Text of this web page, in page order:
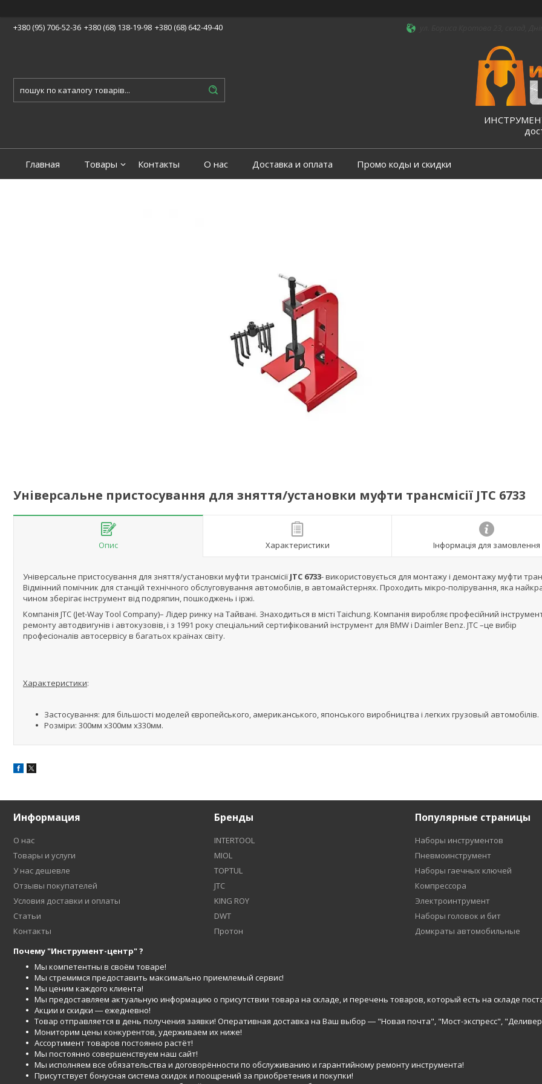
+380 (95) 706-52-36 +380 (68) 138-19-98 +380 (68) 642-49-40
Главная Товары Контакты О нас Доставка и оплата Промо коды и скидки
Універсальне пристосування для зняття/установки муфти трансмісії JTC 6733
Опис Характеристики Інформація для замовлення
Універсальне пристосування для зняття/установки муфти трансмісіїJTC 6733- використовується для монтажу і демонтажу муфти
Відмінний помічник для станцій технічного обслуговування автомобілів, в автомайстернях. Проходить мікро-полірування, яка
чином зберігає інструмент від подряпин, пошкоджень і іржі.
Компанія JTC (Jet-Way Tool Company)– Лідер ринку на Тайвані. Знаходиться в місті Taichung. Компанія виробляє професійний
ремонту автодвигунів і автокузовів, і з 1991 року спеціальний сертифікований інструмент для BMW і Daimler Benz. JTC –це вибір
професіоналів автосервісу в багатьох країнах світу.
Характеристики:
Застосування: для більшості моделей європейського, американського, японського виробництва і легких грузовый автомобілів.
Розміри: 300мм х300мм х330мм.
Информация
О нас
Товары и услуги
У нас дешевле
Отзывы покупателей
Условия доставки и оплаты
Статьи
Контакты
Бренды
INTERTOOL
MIOL
TOPTUL
JTC
KING ROY
DWT
Протон
Популярные страницы
Наборы инструментов
Пневмоинструмент
Наборы гаечных ключей
Компрессора
Электроинтрумент
Наборы головок и бит
Домкраты автомобильные
Почему "Инструмент-центр" ?
Мы компетентны в своём товаре!
Мы стремимся предоставить максимально приемлемый сервис!
Мы ценим каждого клиента!
Мы предоставляем актуальную информацию о присутствии товара на складе, и перечень товаров, который есть на складе
Акции и скидки ― ежедневно!
Товар отправляется в день получения заявки! Оперативная доставка на Ваш выбор ― "Новая почта", "Мост-экспресс",
Мониторим цены конкурентов, удерживаем их ниже!
Ассортимент товаров постоянно растёт!
Мы постоянно совершенствуем наш сайт!
Мы исполняем все обязательства и договорённости по обслуживанию и гарантийному ремонту инструмента!
Присутствует бонусная система скидок и поощрений за приобретения и покупки!